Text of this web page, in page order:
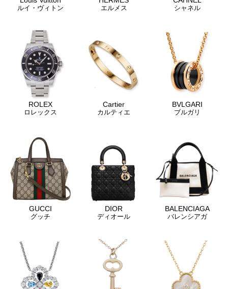
ルイ・ヴィトン エルメス シャネル
ROLEX
ロレックス
Cartier
カルティエ
BVLGARI
ブルガリ
GUCCI
グッチ
DIOR
ディオール
BALENCIAGA
バレンシアガ